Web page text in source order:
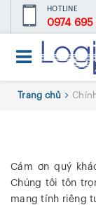
HOTLINE
0974 695
Trang chủ
Cám ơn quý
Chúng tôi tôn
mang tính riêng